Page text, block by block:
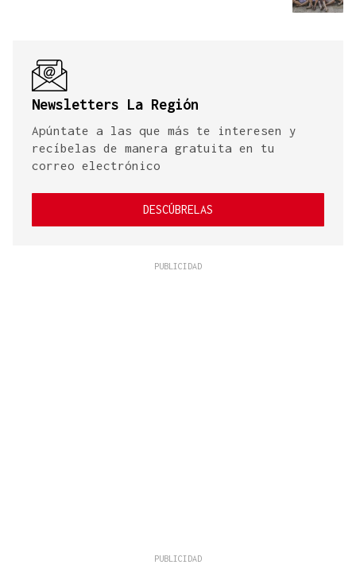
Newsletters La Región
Apúntate a las que más te interesen y
recíbelas de manera gratuita en tu
correo electrónico
DESCÚBRELAS